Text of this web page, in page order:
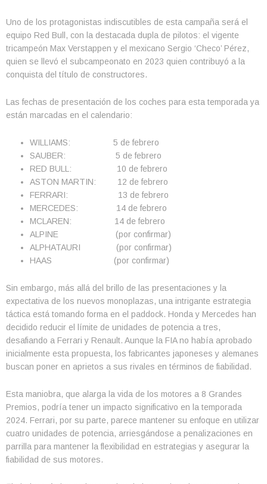
Uno de los protagonistas indiscutibles de esta campaña será el
equipo Red Bull, con la destacada dupla de pilotos: el vigente
tricampeón Max Verstappen y el mexicano Sergio ‘Checo’ Pérez,
quien se llevó el subcampeonato en 2023 quien contribuyó a la
conquista del título de constructores.
Las fechas de presentación de los coches para esta temporada ya
están marcadas en el calendario:
WILLIAMS: 5 de febrero
SAUBER: 5 de febrero
RED BULL: 10 de febrero
ASTON MARTIN: 12 de febrero
FERRARI: 13 de febrero
MERCEDES: 14 de febrero
MCLAREN: 14 de febrero
ALPINE (por confirmar)
ALPHATAURI (por confirmar)
HAAS (por confirmar)
Sin embargo, más allá del brillo de las presentaciones y la
expectativa de los nuevos monoplazas, una intrigante estrategia
táctica está tomando forma en el paddock. Honda y Mercedes han
decidido reducir el límite de unidades de potencia a tres,
desafiando a Ferrari y Renault. Aunque la FIA no había aprobado
inicialmente esta propuesta, los fabricantes japoneses y alemanes
buscan poner en aprietos a sus rivales en términos de fiabilidad.
Esta maniobra, que alarga la vida de los motores a 8 Grandes
Premios, podría tener un impacto significativo en la temporada
2024. Ferrari, por su parte, parece mantener su enfoque en utilizar
cuatro unidades de potencia, arriesgándose a penalizaciones en
parrilla para mantener la flexibilidad en estrategias y asegurar la
fiabilidad de sus motores.